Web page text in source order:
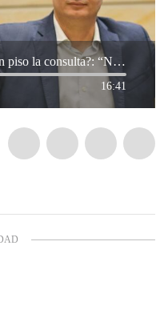
¿Reforma laboral dejó sin piso la consulta?: “No puede seguir ese embeleco”, debaten congresistas
16:41